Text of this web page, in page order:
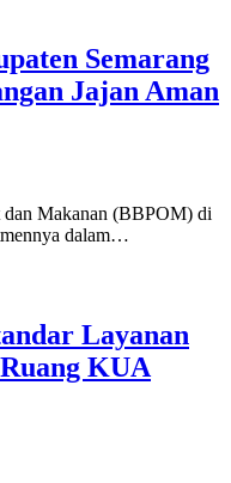
Semarang
Jajan Aman
dan Makanan (BBPOM) di
dalam…
Layanan
KUA